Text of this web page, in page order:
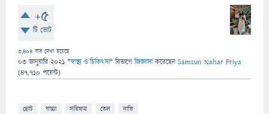
+5
টি ভোট
3,404 বার দেখা হয়েছে
03 জানুয়ারি 2021 "স্বাস্থ্য ও চিকিৎসা" বিভাগে জিজ্ঞাসাকরেছেনSamsun Nahar Priya
(47,710 পয়েন্ট)
ছোট বাচ্চা সরিষার তেল নাভি